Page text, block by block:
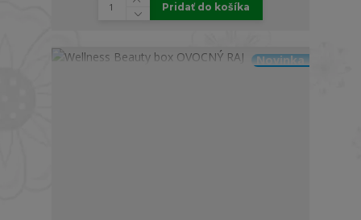
Pridať do košíka
Novinka